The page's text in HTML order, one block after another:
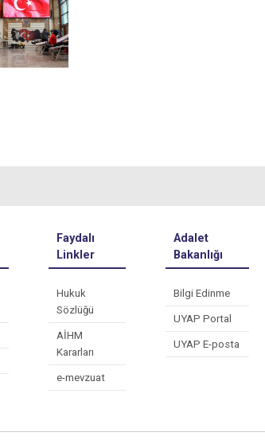
Faydalı
Linkler
Hukuk
Sözlüğü
AİHM
Kararları
e-mevzuat
Adalet
Bakanlığı
Bilgi Edinme
UYAP Portal
UYAP E-posta